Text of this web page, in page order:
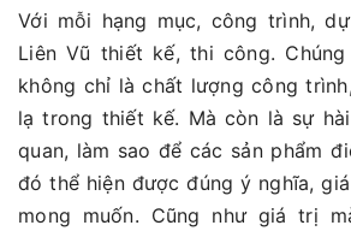
Với mỗi hạng mục, công trình,
Liên Vũ thiết kế, thi công.
không chỉ là chất lượng công
lạ trong thiết kế. Mà còn là sự
quan, làm sao để các sản phẩm
đó thể hiện được đúng ý nghĩa,
mong muốn. Cũng như giá trị